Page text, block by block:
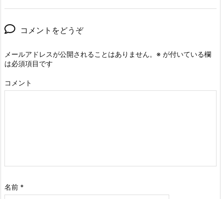
コメントをどうぞ
メールアドレスが公開されることはありません。 ※ が付いている欄
は必須項目です
コメント
名前 *